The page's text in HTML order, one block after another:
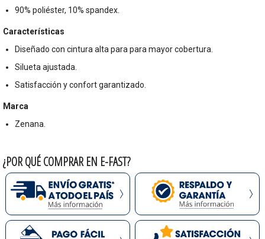
90% poliéster, 10% spandex.
Características
Diseñado con cintura alta para para mayor cobertura.
Silueta ajustada.
Satisfacción y confort garantizado.
Marca
Zenana.
¿POR QUÉ COMPRAR EN E-FAST?